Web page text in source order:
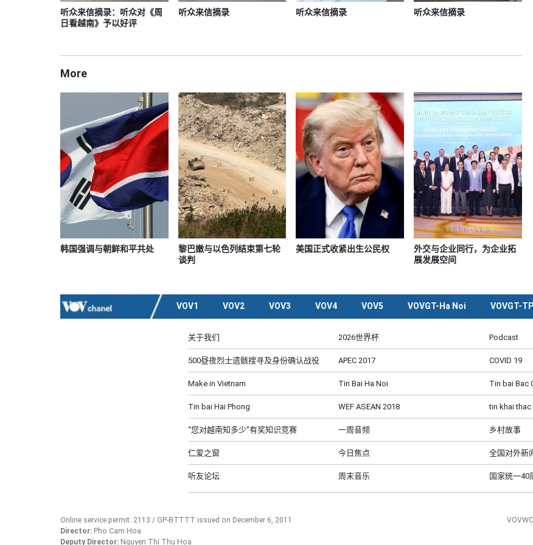
听众来信摘录：听众对《周
日看越南》予以好评
听众来信摘录 听众来信摘录 听众来信摘录
More
韩国强调与朝鲜和平共处
黎巴嫩与以色列结束第七轮
谈判
美国正式收紧出生公民权
外交与企业同行，为企业拓
展发展空间
VOV1 VOV2 VOV3 VOV4 VOV5 VOVGT-Ha Noi VOVGT-
关于我们 2026世界杯 Podcast
500昼夜烈士遗骸搜寻及身份确认战役 APEC 2017 COVID 19
Make in Vietnam Tin Bai Ha Noi Tin bai Bac
Tin bai Hai Phong WEF ASEAN 2018 tin khai thac
“您对越南知多少”有奖知识竞赛 一周音频 乡村故事
仁爱之窗 今日焦点 全国对外新
听友论坛 周末音乐 国家统一40
Online service permit: 2113 / GP-BTTTT issued on December 6, 2011
Director: Pho Cam Hoa
Deputy Director: Nguyen Thi Thu Hoa